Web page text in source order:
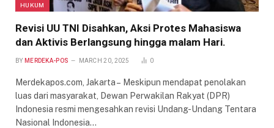
HUKUM
Revisi UU TNI Disahkan, Aksi Protes Mahasiswa
dan Aktivis Berlangsung hingga malam Hari.
BY MERDEKA-POS MARCH 20, 2025 0
Merdekapos.com, Jakarta – Meskipun mendapat penolakan
luas dari masyarakat, Dewan Perwakilan Rakyat (DPR)
Indonesia resmi mengesahkan revisi Undang-Undang Tentara
Nasional Indonesia…